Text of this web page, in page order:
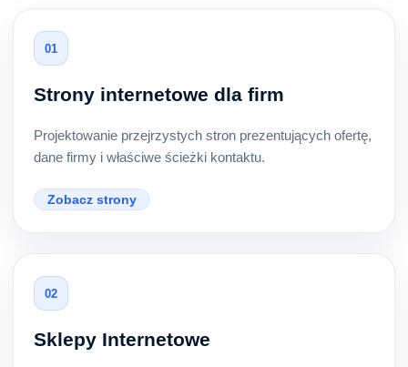
01
Strony internetowe dla firm
Projektowanie przejrzystych stron prezentujących ofertę,
dane firmy i właściwe ścieżki kontaktu.
Zobacz strony
02
Sklepy Internetowe